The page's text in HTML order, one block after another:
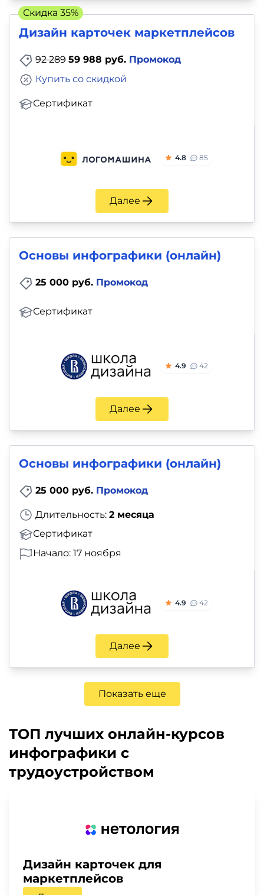
Дизайн карточек маркетплейсов
92 289 59 988 руб. Промокод
Сертификат
Купить со скидкой
4.8 85
Далее
Скидка 35%
Основы инфографики (онлайн)
25 000 руб. Промокод
Сертификат
4.9 42
Далее
Основы инфографики (онлайн)
25 000 руб. Промокод
Длительность: 2 месяца
Сертификат
Начало: 17 ноября
4.9 42
Далее
Показать еще
ТОП лучших онлайн-курсов
инфографики с
трудоустройством
Дизайн карточек для
маркетплейсов